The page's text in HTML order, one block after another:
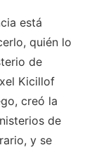
está
quién lo
de
Kicillof
creó la
de
y se